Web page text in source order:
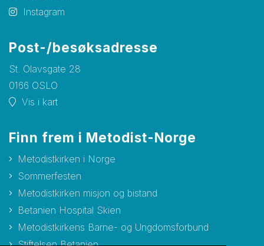
Instagram
Post-/besøksadresse
St. Olavsgate 28
0166 OSLO
Vis i kart
Finn frem i Metodist-Norge
Metodistkirken i Norge
Sommerfesten
Metodistkirken misjon og bistand
Betanien Hospital Skien
Metodistkirkens Barne- og Ungdomsforbund